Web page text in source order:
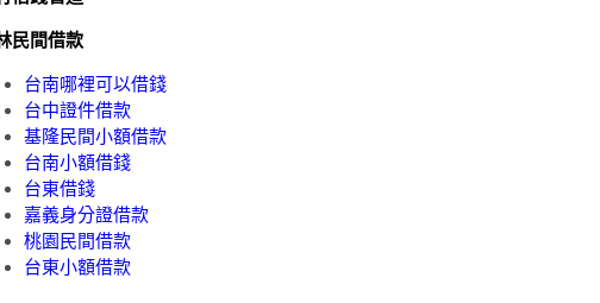
民間借款
台南哪裡可以借錢
台中證件借款
基隆民間小額借款
台南小額借錢
台東借錢
嘉義身分證借款
桃園民間借款
台東小額借款